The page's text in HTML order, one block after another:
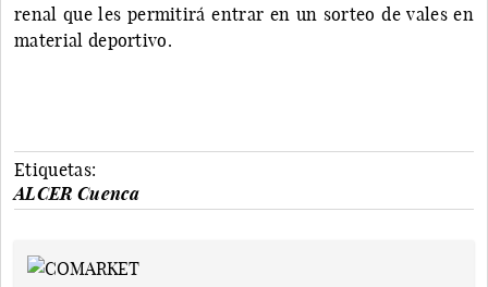
renal que les permitirá entrar en un sorteo de vales en
material deportivo.
Etiquetas:
ALCER Cuenca